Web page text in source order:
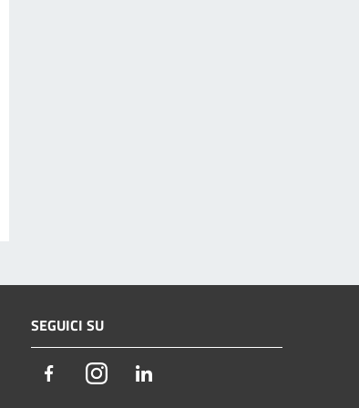
SEGUICI SU
FacebookInstagram